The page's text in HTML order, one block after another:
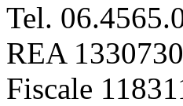
Tel.
REA
Fiscale